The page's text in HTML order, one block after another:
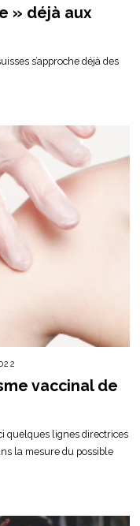
» déjà aux
s’approche déjà des
vaccinal de
quelques lignes directrices
la mesure du possible